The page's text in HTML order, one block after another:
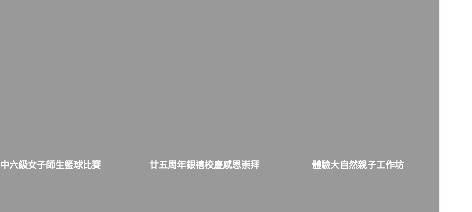
中六級女子師生籃球比賽 廿五周年銀禧校慶感恩崇拜 體驗大自然親子工作坊